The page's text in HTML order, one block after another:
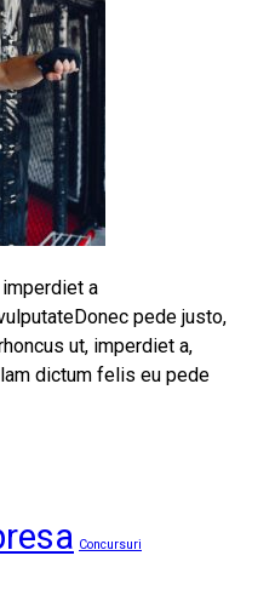
a
pede justo,
ut, imperdiet a,
dictum felis eu pede
Concursuri